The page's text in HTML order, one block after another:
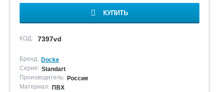
КУПИТЬ
КОД: 7397vd
Бренд: Docke
Серия: Standart
Производитель: Россия
Материал: ПВХ